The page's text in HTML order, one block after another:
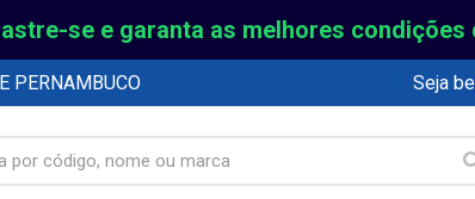
se e garanta as melhores condições
PERNAMBUCO Seja